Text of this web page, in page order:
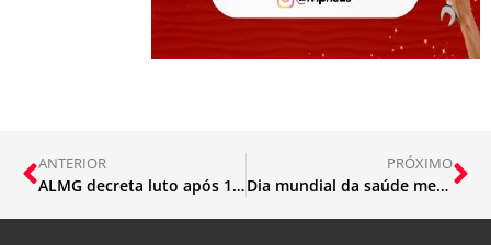
ANTERIOR
ALMG decreta luto após 150 mil mortes pela Covid-19
PRÓXIMO
Dia mundial da saúde mental: O segredo está no comportamento, diz neurofilósofo